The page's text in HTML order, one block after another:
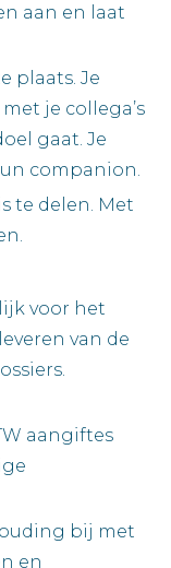
aan en laat
plaats. Je
je collega’s
gaat. Je
companion.
te delen. Met
voor het
van de
aangiftes
bij met
en